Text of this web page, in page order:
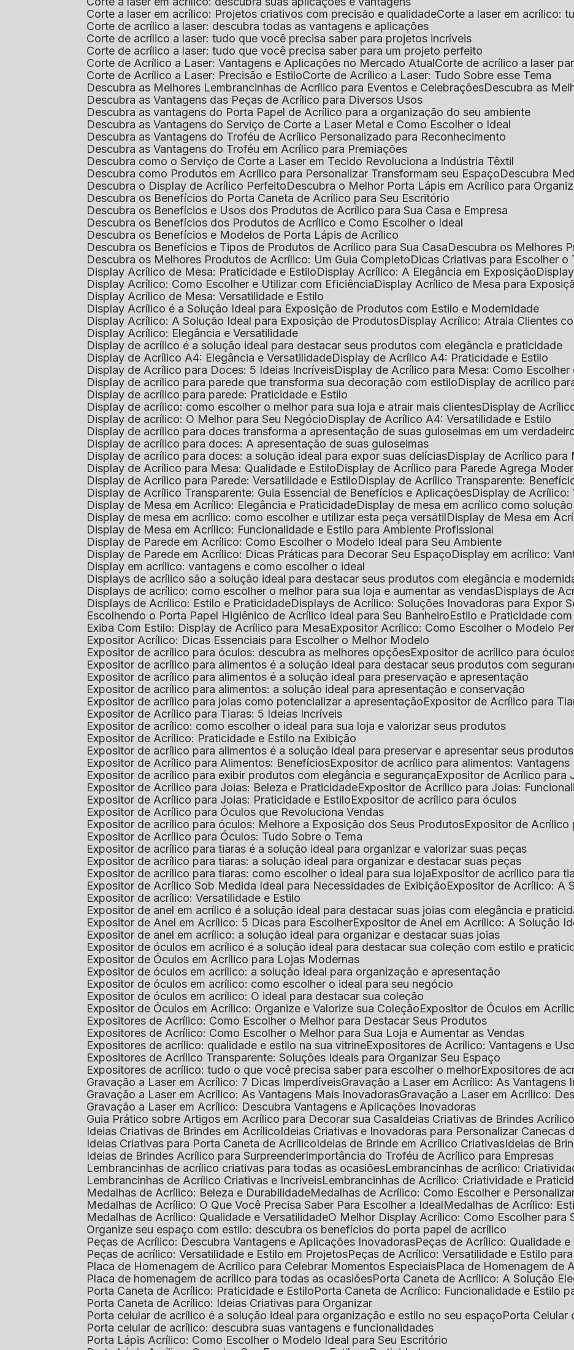
Corte a laser em acrílico: Projetos criativos com precisão e qualidade
Corte a laser em acrílico:
Corte de acrílico a laser: descubra todas as vantagens e aplicações
Corte de acrílico a laser: tudo que você precisa saber para projetos incríveis
Corte de acrílico a laser: tudo que você precisa saber para um projeto perfeito
Corte de Acrílico a Laser: Vantagens e Aplicações no Mercado Atual
Corte de acrílico a laser
Corte de Acrílico a Laser: Precisão e Estilo
Corte de Acrílico a Laser: Tudo Sobre esse Tema
Descubra as Melhores Lembrancinhas de Acrílico para Eventos e Celebrações
Descubra as
Descubra as Vantagens das Peças de Acrílico para Diversos Usos
Descubra as vantagens do Porta Papel de Acrílico para a organização do seu ambiente
Descubra as Vantagens do Serviço de Corte a Laser Metal e Como Escolher o Ideal
Descubra as Vantagens do Troféu de Acrílico Personalizado para Reconhecimento
Descubra as Vantagens do Troféu em Acrílico para Premiações
Descubra como o Serviço de Corte a Laser em Tecido Revoluciona a Indústria Têxtil
Descubra como Produtos em Acrílico para Personalizar Transformam seu Espaço
Descubra
Descubra o Display de Acrílico Perfeito
Descubra o Melhor Porta Lápis em Acrílico para
Descubra os Benefícios do Porta Caneta de Acrílico para Seu Escritório
Descubra os Benefícios e Usos dos Produtos de Acrílico para Sua Casa e Empresa
Descubra os Benefícios dos Produtos de Acrílico e Como Escolher o Ideal
Descubra os Benefícios e Modelos de Porta Lápis de Acrílico
Descubra os Benefícios e Tipos de Produtos de Acrílico para Sua Casa
Descubra os Melhores
Descubra os Melhores Produtos de Acrílico: Um Guia Completo
Dicas Criativas para Escolher
Display Acrílico de Mesa: Praticidade e Estilo
Display Acrílico: A Elegância em Exposição
Display Acrílico: Como Escolher e Utilizar com Eficiência
Display Acrílico de Mesa para
Display Acrílico de Mesa: Versatilidade e Estilo
Display Acrílico é a Solução Ideal para Exposição de Produtos com Estilo e Modernidade
Display Acrílico: A Solução Ideal para Exposição de Produtos
Display Acrílico: Atraia Clientes
Display Acrílico: Elegância e Versatilidade
Display de acrílico é a solução ideal para destacar seus produtos com elegância e praticidade
Display de Acrílico A4: Elegância e Versatilidade
Display de Acrílico A4: Praticidade e Estilo
Display de Acrílico para Doces: 5 Ideias Incríveis
Display de Acrílico para Mesa: Como
Display de acrílico para parede que transforma sua decoração com estilo
Display de acrílico
Display de acrílico para parede: Praticidade e Estilo
Display de acrílico: como escolher o melhor para sua loja e atrair mais clientes
Display de
Display de acrílico: O Melhor para Seu Negócio
Display de Acrílico A4: Versatilidade e Estilo
Display de acrílico para doces transforma a apresentação de suas guloseimas em um
Display de acrílico para doces: A apresentação de suas guloseimas
Display de acrílico para doces: a solução ideal para expor suas delícias
Display de Acrílico
Display de Acrílico para Mesa: Qualidade e Estilo
Display de Acrílico para Parede Agrega
Display de Acrílico para Parede: Versatilidade e Estilo
Display de Acrílico Transparente:
Display de Acrílico Transparente: Guia Essencial de Benefícios e Aplicações
Display de
Display de Mesa em Acrílico: Elegância e Praticidade
Display de mesa em acrílico como
Display de mesa em acrílico: como escolher e utilizar esta peça versátil
Display de Mesa em
Display de Mesa em Acrílico: Funcionalidade e Estilo para Ambiente Profissional
Display de Parede em Acrílico: Como Escolher o Modelo Ideal para Seu Ambiente
Display de Parede em Acrílico: Dicas Práticas para Decorar Seu Espaço
Display em acrílico:
Display em acrílico: vantagens e como escolher o ideal
Displays de acrílico são a solução ideal para destacar seus produtos com elegância e
Displays de acrílico: como escolher o melhor para sua loja e aumentar as vendas
Displays de
Displays de Acrílico: Estilo e Praticidade
Displays de Acrílico: Soluções Inovadoras para Expor
Escolhendo o Porta Papel Higiênico de Acrílico Ideal para Seu Banheiro
Estilo e Praticidade
Exiba Com Estilo: Display de Acrílico para Mesa Expositor Acrílico: Como Escolher o Modelo
Expositor Acrílico: Dicas Essenciais para Escolher o Melhor Modelo
Expositor de acrílico para óculos: descubra as melhores opções Expositor de acrílico para
Expositor de acrílico para alimentos é a solução ideal para destacar seus produtos com
Expositor de acrílico para alimentos é a solução ideal para preservação e apresentação
Expositor de acrílico para alimentos: a solução ideal para apresentação e conservação
Expositor de acrílico para joias como potencializar a apresentação Expositor de Acrílico para
Expositor de Acrílico para Tiaras: 5 Ideias Incríveis
Expositor de acrílico: como escolher o ideal para sua loja e valorizar seus produtos
Expositor de Acrílico: Praticidade e Estilo na Exibição
Expositor de acrílico para alimentos é a solução ideal para preservar e apresentar seus
Expositor de Acrílico para Alimentos: Benefícios Expositor de acrílico para alimentos:
Expositor de acrílico para exibir produtos com elegância e segurança Expositor de Acrílico
Expositor de Acrílico para Joias: Beleza e Praticidade Expositor de Acrílico para Joias:
Expositor de Acrílico para Joias: Praticidade e Estilo Expositor de acrílico para óculos
Expositor de Acrílico para Óculos que Revoluciona Vendas
Expositor de acrílico para óculos: Melhore a Exposição dos Seus Produtos Expositor de
Expositor de Acrílico para Óculos: Tudo Sobre o Tema
Expositor de acrílico para tiaras é a solução ideal para organizar e valorizar suas peças
Expositor de acrílico para tiaras: a solução ideal para organizar e destacar suas peças
Expositor de acrílico para tiaras: como escolher o ideal para sua loja Expositor de acrílico para
Expositor de Acrílico Sob Medida Ideal para Necessidades de Exibição Expositor de Acrílico: A
Expositor de acrílico: Versatilidade e Estilo
Expositor de anel em acrílico é a solução ideal para destacar suas joias com elegância e
Expositor de Anel em Acrílico: 5 Dicas para Escolher Expositor de Anel em Acrílico: A Solução
Expositor de anel em acrílico: a solução ideal para organizar e destacar suas joias
Expositor de óculos em acrílico é a solução ideal para destacar sua coleção com estilo e
Expositor de Óculos em Acrílico para Lojas Modernas
Expositor de óculos em acrílico: a solução ideal para organização e apresentação
Expositor de óculos em acrílico: como escolher o ideal para seu negócio
Expositor de óculos em acrílico: O ideal para destacar sua coleção
Expositor de Óculos em Acrílico: Organize e Valorize sua Coleção Expositor de Óculos em
Expositores de Acrílico: Como Escolher o Melhor para Destacar Seus Produtos
Expositores de Acrílico: Como Escolher o Melhor para Sua Loja e Aumentar as Vendas
Expositores de acrílico: qualidade e estilo na sua vitrine Expositores de Acrílico: Vantagens e
Expositores de Acrílico Transparente: Soluções Ideais para Organizar Seu Espaço
Expositores de acrílico: tudo o que você precisa saber para escolher o melhor Expositores de
Gravação a Laser em Acrílico: 7 Dicas Imperdíveis
Gravação a Laser em Acrílico: As Vantagens
Gravação a Laser em Acrílico: As Vantagens Mais Inovadoras
Gravação a Laser em Acrílico:
Gravação a Laser em Acrílico: Descubra Vantagens e Aplicações Inovadoras
Guia Prático sobre Artigos em Acrílico para Decorar sua Casa Ideias Criativas de Brindes Acrílico
Ideias Criativas de Brindes em Acrílico Ideias Criativas e Inovadoras para Personalizar Canecas
Ideias Criativas para Porta Caneta de Acrílico Ideias de Brinde em Acrílico Criativas Ideias de
Ideias de Brindes Acrílico para Surpreender Importância do Troféu de Acrílico para Empresas
Lembrancinhas de acrílico criativas para todas as ocasiões Lembrancinhas de acrílico:
Lembrancinhas de Acrílico Criativas e Incríveis Lembrancinhas de Acrílico: Criatividade e
Medalhas de Acrílico: Beleza e Durabilidade
Medalhas de Acrílico: Como Escolher e
Medalhas de Acrílico: O Que Você Precisa Saber Para Escolher a Ideal
Medalhas de Acrílico:
Medalhas de Acrílico: Qualidade e Versatilidade
O Melhor Display Acrílico: Como Escolher para
Organize seu espaço com estilo: descubra os benefícios do porta papel de acrílico
Peças de Acrílico: Descubra Vantagens e Aplicações Inovadoras
Peças de Acrílico: Qualidade
Peças de acrílico: Versatilidade e Estilo em Projetos
Peças de Acrílico: Versatilidade e Estilo
Placa de Homenagem de Acrílico para Celebrar Momentos Especiais
Placa de Homenagem
Placa de homenagem de acrílico para todas as ocasiões
Porta Caneta de Acrílico: A Solução
Porta Caneta de Acrílico: Praticidade e Estilo
Porta Caneta de Acrílico: Funcionalidade e Estilo
Porta Caneta de Acrílico: Ideias Criativas para Organizar
Porta celular de acrílico é a solução ideal para organização e estilo no seu espaço
Porta
Porta celular de acrílico: descubra suas vantagens e funcionalidades
Porta Lápis Acrílico: Como Escolher o Modelo Ideal para Seu Escritório